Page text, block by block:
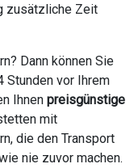
zusätzliche Zeit
Dann können Sie
Stunden vor Ihrem
Ihnen preisgünstige
mit
die den Transport
nie zuvor machen.